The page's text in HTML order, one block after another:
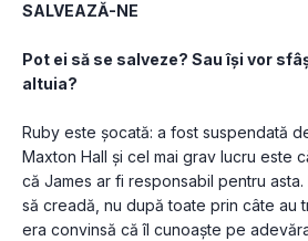
SALVEAZĂ-NE
Pot ei să se salveze? Sau își vor
altuia?
Ruby este șocată: a fost suspendată
Maxton Hall și cel mai grav lucru este
că James ar fi responsabil pentru asta.
să creadă, nu după toate prin câte au
era convinsă că îl cunoaște pe